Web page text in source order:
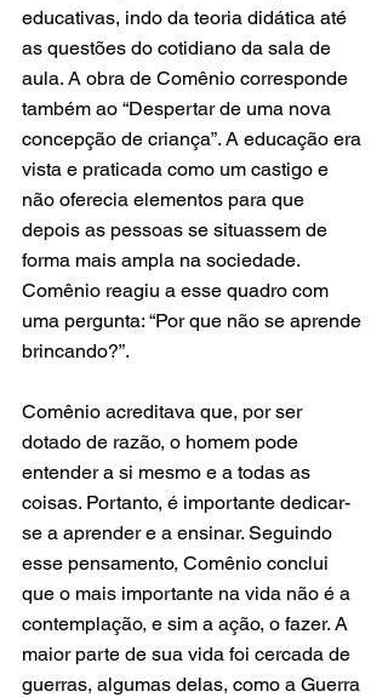
educativas, indo da teoria didática até
as questões do cotidiano da sala de
aula. A obra de Comênio corresponde
também ao “Despertar de uma nova
concepção de criança”. A educação era
vista e praticada como um castigo e
não oferecia elementos para que
depois as pessoas se situassem de
forma mais ampla na sociedade.
Comênio reagiu a esse quadro com
uma pergunta: “Por que não se aprende
brincando?”.
Comênio acreditava que, por ser
dotado de razão, o homem pode
entender a si mesmo e a todas as
coisas. Portanto, é importante dedicar-
se a aprender e a ensinar. Seguindo
esse pensamento, Comênio conclui
que o mais importante na vida não é a
contemplação, e sim a ação, o fazer. A
maior parte de sua vida foi cercada de
guerras, algumas delas, como a Guerra